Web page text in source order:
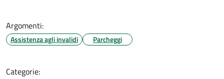
Argomenti:
Assistenza agli invalidi Parcheggi
Categorie: